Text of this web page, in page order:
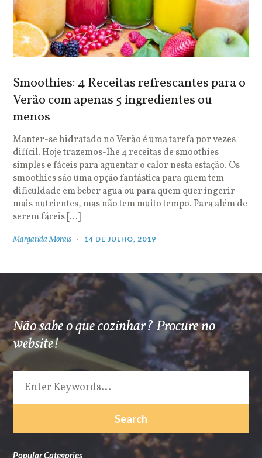
Smoothies: 4 Receitas refrescantes para o
Verão com apenas 5 ingredientes ou
menos
Manter-se hidratado no Verão é uma tarefa por vezes
difícil. Hoje trazemos-lhe 4 receitas de smoothies
simples e fáceis para aguentar o calor nesta estação. Os
smoothies são uma opção fantástica para quem tem
dificuldade em beber água ou para quem quer ingerir
mais nutrientes, mas não tem muito tempo. Para além de
serem fáceis […]
Margarida Morais 14 DE JULHO, 2019
Não sabe o que cozinhar? Procure no
website!
Popular Categories